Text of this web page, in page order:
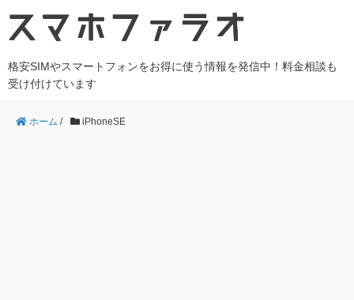
格安SIMやスマートフォンをお得に使う情報を発信中！料金相談も
受け付けています
ホーム / iPhoneSE